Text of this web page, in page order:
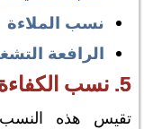
نسب الملاءة
الرافعة
5. نسب الكفاءة التشغيلية
تقيس هذه النسب